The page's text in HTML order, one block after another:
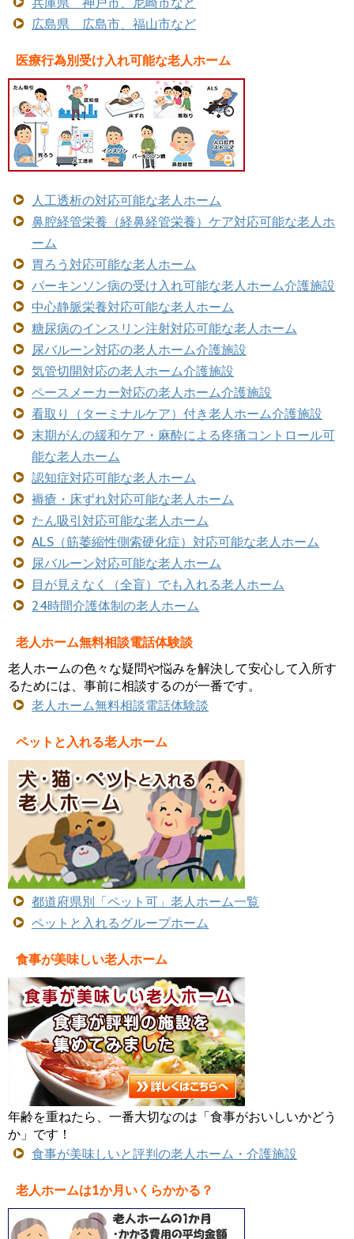
広島県 広島市、福山市など
医療行為別受け入れ可能な老人ホーム
人工透析の対応可能な老人ホーム
鼻腔経管栄養（経鼻経管栄養）ケア対応可能な老人ホ
ーム
胃ろう対応可能な老人ホーム
パーキンソン病の受け入れ可能な老人ホーム介護施設
中心静脈栄養対応可能な老人ホーム
糖尿病のインスリン注射対応可能な老人ホーム
尿バルーン対応の老人ホーム介護施設
気管切開対応の老人ホーム介護施設
ペースメーカー対応の老人ホーム介護施設
看取り（ターミナルケア）付き老人ホーム介護施設
末期がんの緩和ケア・麻酔による疼痛コントロール可
能な老人ホーム
認知症対応可能な老人ホーム
褥瘡・床ずれ対応可能な老人ホーム
たん吸引対応可能な老人ホーム
ALS（筋萎縮性側索硬化症）対応可能な老人ホーム
尿バルーン対応可能な老人ホーム
目が見えなく（全盲）でも入れる老人ホーム
24時間介護体制の老人ホーム
老人ホーム無料相談電話体験談
老人ホームの色々な疑問や悩みを解決して安心して入所す
るためには、事前に相談するのが一番です。
老人ホーム無料相談電話体験談
ペットと入れる老人ホーム
都道府県別「ペット可」老人ホーム一覧
ペットと入れるグループホーム
食事が美味しい老人ホーム
年齢を重ねたら、一番大切なのは「食事がおいしいかどう
か」です！
食事が美味しいと評判の老人ホーム・介護施設
老人ホームは1か月いくらかかる？